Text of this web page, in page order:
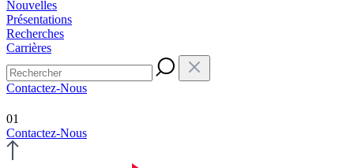
Nouvelles
Présentations
Recherches
Carrières
Contactez-Nous
01
Contactez-Nous